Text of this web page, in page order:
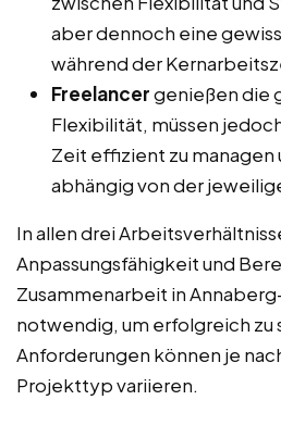
aber dennoch eine
während der
Freelancergenießen die
Flexibilität, müssen
Zeit effizient zu managen
abhängig von der
In allen drei
Anpassungsfähigkeit und
Zusammenarbeit in
notwendig, um erfolgreich zu
Anforderungen können je
Projekttyp variieren.